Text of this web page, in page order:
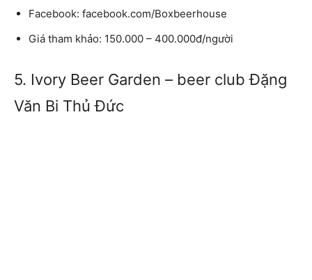
Facebook: facebook.com/Boxbeerhouse
Giá tham khảo: 150.000 – 400.000đ/người
5. Ivory Beer Garden – beer club Đặng
Văn Bi Thủ Đức